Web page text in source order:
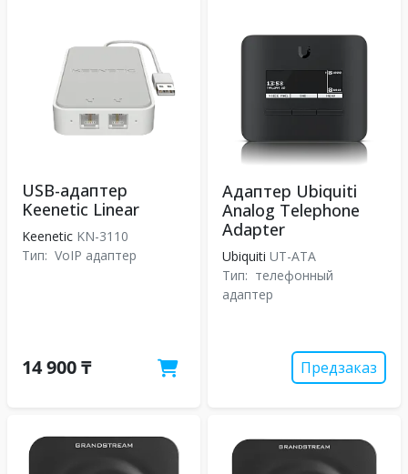
USB-адаптер
Keenetic Linear
Keenetic KN-3110
Тип: VoIP адаптер
14 900 ₸
Адаптер Ubiquiti
Analog Telephone
Adapter
Ubiquiti UT-ATA
Тип: телефонный
адаптер
Предзаказ